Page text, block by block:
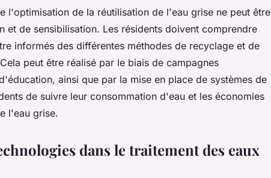
l'optimisation de la réutilisation de l'eau grise ne peut être
et de sensibilisation. Les résidents doivent comprendre
informés des différentes méthodes de recyclage et de
peut être réalisé par le biais de campagnes
ainsi que par la mise en place de systèmes de
de suivre leur consommation d'eau et les économies
l'eau grise.
dans le traitement des eaux